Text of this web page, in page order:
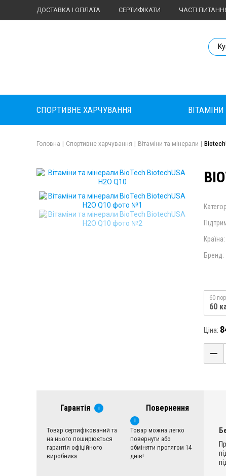
ДОСТАВКА І ОПЛАТА СЕРТИФІКАТИ ЧАСТІ
Body Market
СПОРТИВНЕ ХАРЧУВАННЯ
Головна Спортивне харчування Вітаміни та мінерали
Країна:
Бренд:
60
60
Ціна:
Гарантія i
Товар сертифікований та
на нього поширюється
гарантія офіційного
виробника.
Повернення
i
Товар можна легко
повернути або
обміняти протягом 14
днів!